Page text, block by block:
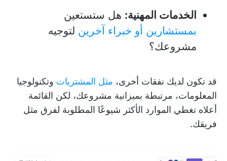
الخدمات المهنية: هل ستستعين
بمستشارين أو خبراء آخرين لتوجيه
مشروعك؟
قد تكون لديك نفقات أخرى، مثل المشتريات وتكنولوجيا
المعلومات، مرتبطة بميزانية مشروعك، لكن القائمة
أعلاه تغطي الموارد الأكثر شيوعًا المطلوبة لفرق مثل
فريقك.